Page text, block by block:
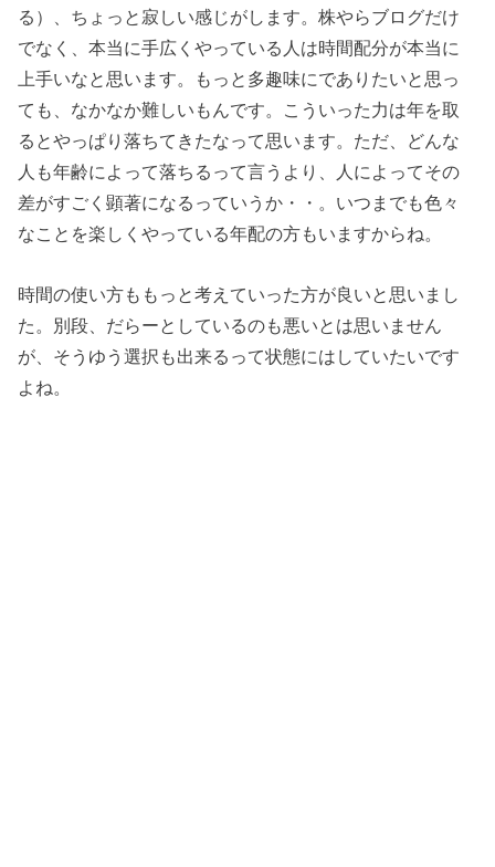
る）、ちょっと寂しい感じがします。株やらブログだけ
でなく、本当に手広くやっている人は時間配分が本当に
上手いなと思います。もっと多趣味にでありたいと思っ
ても、なかなか難しいもんです。こういった力は年を取
るとやっぱり落ちてきたなって思います。ただ、どんな
人も年齢によって落ちるって言うより、人によってその
差がすごく顕著になるっていうか・・。いつまでも色々
なことを楽しくやっている年配の方もいますからね。
時間の使い方ももっと考えていった方が良いと思いまし
た。別段、だらーとしているのも悪いとは思いません
が、そうゆう選択も出来るって状態にはしていたいです
よね。